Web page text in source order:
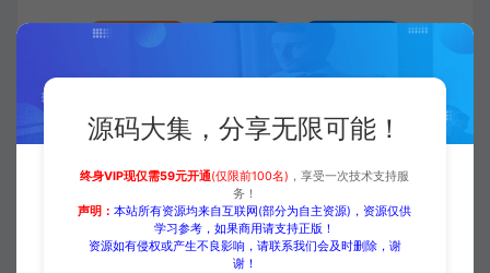
源码大集 ERP/CRM/系统
抖音火开源我的进化之路网
https://www.yuanmadaji.com/6436.html
源码大集，分享无限可能！
终身VIP现仅需59元开通(仅限前100名) ，享受一次技术支持服
务！
声明：本站所有资源均来自互联网(部分为自主资源)，资源仅供
学习参考，如果商用请支持正版！
资源如有侵权或产生不良影响，请联系我们会及时删除，谢
谢！